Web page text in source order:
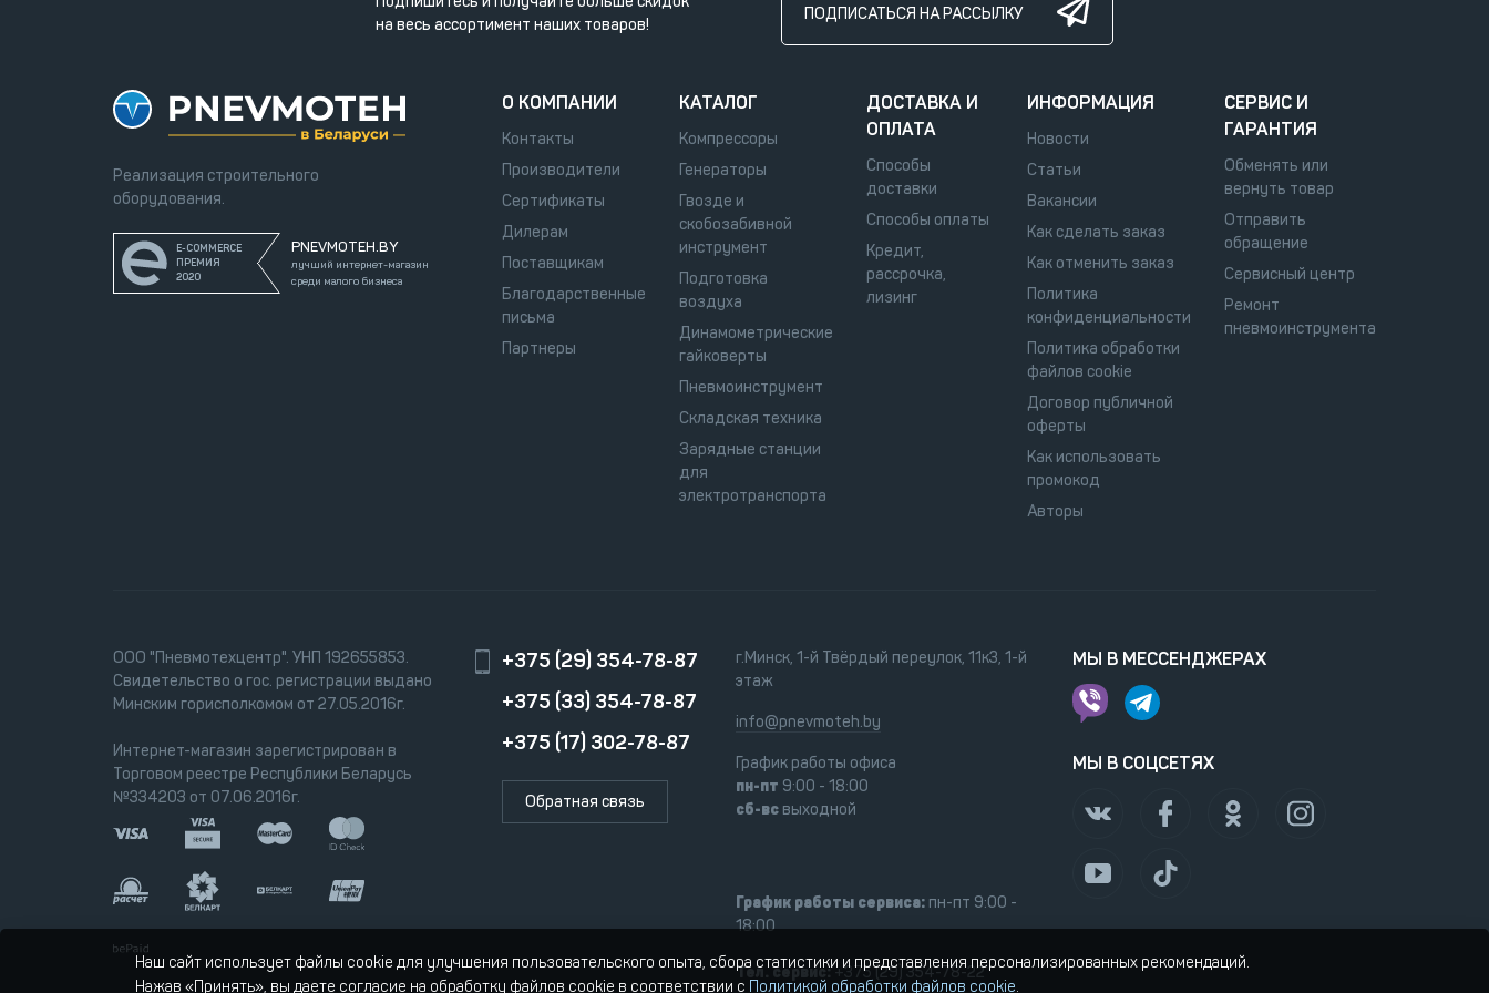
на весь ассортимент наших товаров!
ПОДПИСАТЬСЯ НА РАССЫЛКУ
Реализация строительного
оборудования.
E-COMMERCE
ПРЕМИЯ
2020
PNEVMOTEH.BY
лучший интернет-магазин
среди малого бизнеса
О КОМПАНИИ
Контакты
Производители
Сертификаты
Дилерам
Поставщикам
Благодарственные
письма
Партнеры
КАТАЛОГ
Компрессоры
Генераторы
Гвозде и
скобозабивной
инструмент
Подготовка
воздуха
Динамометрические
гайковерты
Пневмоинструмент
Складская техника
Зарядные станции
для
электротранспорта
ДОСТАВКА И
ОПЛАТА
Способы
доставки
Способы оплаты
Кредит,
рассрочка,
лизинг
ИНФОРМАЦИЯ
Новости
Статьи
Вакансии
Как сделать заказ
Как отменить заказ
Политика
конфиденциальности
Политика обработки
файлов cookie
Договор публичной
оферты
Как использовать
промокод
Авторы
СЕРВИС И
ГАРАНТИЯ
Обменять или
вернуть товар
Отправить
обращение
Сервисный центр
Ремонт
пневмоинструмента
ООО "Пневмотехцентр". УНП 192655853.
Свидетельство о гос. регистрации выдано
Минским горисполкомом от 27.05.2016г.
Интернет-магазин зарегистрирован в
Торговом реестре Республики Беларусь
№334203 от 07.06.2016г.
+375 (29) 354-78-87
+375 (33) 354-78-87
+375 (17) 302-78-87
Обратная связь
г.Минск, 1-й Твёрдый переулок, 11к3, 1-й
этаж
info@pnevmoteh.by
График работы офиса
пн-пт 9:00 - 18:00
сб-всвыходной
График работы сервиса:пн-пт 9:00 -
18:00
Тел. сервис:+375 (29) 354-78-22
МЫ В МЕССЕНДЖЕРАХ
МЫ В СОЦСЕТЯХ
Наш сайт использует файлы cookie для улучшения пользовательского опыта, сбора статистики и представления персонализированных рекомендаций.
Нажав «Принять», вы даете согласие на обработку файлов cookie в соответствии с Политикой обработки файлов cookie.